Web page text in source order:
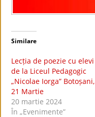
Similare
Lecția de poezie cu elevi
de la Liceul Pedagogic
„Nicolae Iorga” Botoșani,
21 Martie
20 martie 2024
În „Evenimente”